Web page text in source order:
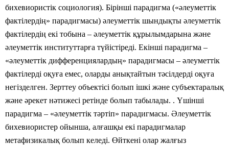
бихевиористік социология). Бірінші парадигма («әлеуметтік
фактілердің» парадигмасы) әлеуметтік шындықты әлеуметтік
фактілердің екі тобына – әлеуметтік құрылымдарына және
әлеуметтік институттарға түйістіреді. Екінші парадигма –
«әлеуметтік дифференциялардың» парадигмасы – әлеуметтік
фактілерді оқуға емес, оларды анықтайтын тәсілдерді оқуға
негізделген. Зерттеу объектісі болып ішкі және субъектаралық
және әрекет нәтижесі ретінде болып табылады. . Үшінші
парадигма – «әлеуметтік тәртіп» парадигмасы. Әлеуметтік
бихевиористер ойынша, алғашқы екі парадигмалар
метафизикалық болып келеді. Өйткені олар жалғыз